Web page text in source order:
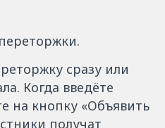
сразу или
Когда введёте
на кнопку «Объявить
получат